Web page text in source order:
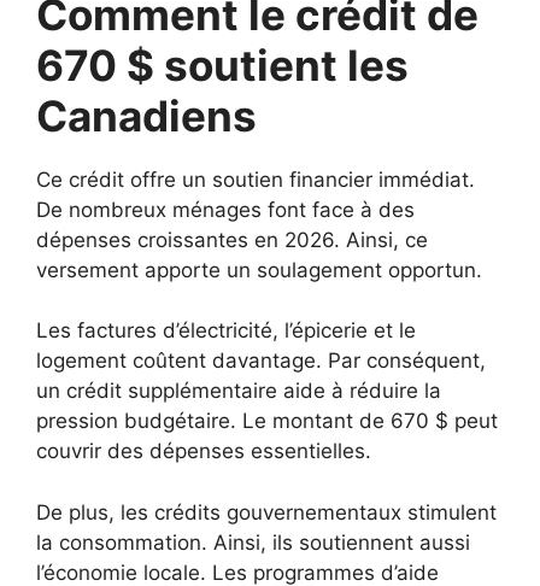
Comment le crédit de
670 $ soutient les
Canadiens
Ce crédit offre un soutien financier immédiat.
De nombreux ménages font face à des
dépenses croissantes en 2026. Ainsi, ce
versement apporte un soulagement opportun.
Les factures d’électricité, l’épicerie et le
logement coûtent davantage. Par conséquent,
un crédit supplémentaire aide à réduire la
pression budgétaire. Le montant de 670 $ peut
couvrir des dépenses essentielles.
De plus, les crédits gouvernementaux stimulent
la consommation. Ainsi, ils soutiennent aussi
l’économie locale. Les programmes d’aide